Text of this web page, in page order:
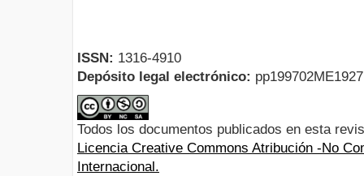
ISSN: 1316-4910
Depósito legal electrónico:
Todos los documentos publicados en esta
Licencia Creative Commons Atribución -No
Internacional.